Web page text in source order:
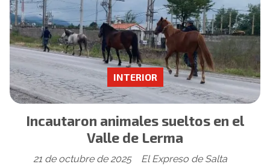
Incautaron animales sueltos en el
Valle de Lerma
El Expreso de Salta
INTERIOR
21 de octubre de 2025